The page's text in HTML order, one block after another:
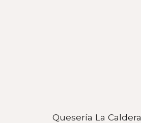
Quesería La Caldera